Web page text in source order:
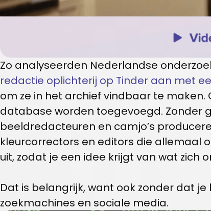
Zo analyseerden Nederlandse
redactie oplichterij op Tinder aan met
om ze in het archief vindbaar te
database worden toegevoegd. Zonder
beeldredacteuren en camjo’s
kleurcorrectors en editors die allemaal
uit, zodat je een idee krijgt van wat zich
Dat is belangrijk, want ook zonder dat
zoekmachines en sociale media.